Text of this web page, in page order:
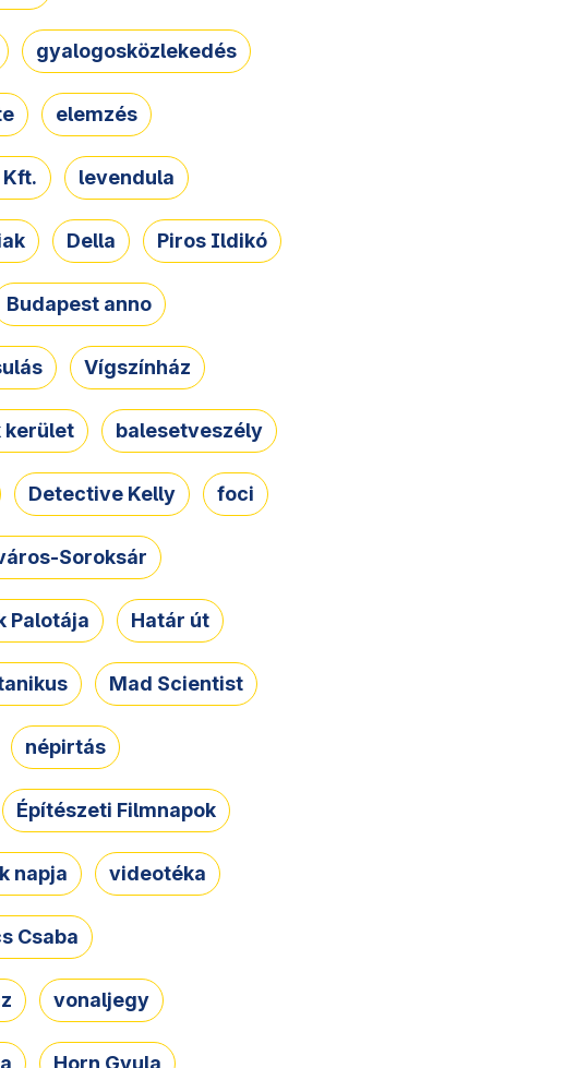
gyalogosközlekedés
elemzés
levendula
Della Piros Ildikó
Budapest anno
Vígszínház
kerület balesetveszély
Detective Kelly foci
Soroksár
Palotája Határ út
Mad Scientist
népirtás
Építészeti Filmnapok
napja videotéka
Csaba
vonaljegy
Horn Gyula